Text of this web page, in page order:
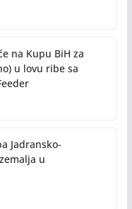
na Kupu BiH za
u lovu ribe sa
Jadransko-
u